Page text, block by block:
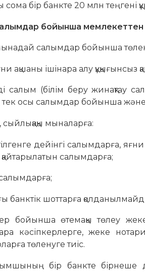
бір банкте 20 млн теңгені
бойынша мемлекеттен
салымдар бойынша
ақшаны ішінара алу
салым (білім беру жинақтау
тек осы салымдар бойынша
сыйлықақы мыналарға:
дейінгі салымдарға,
салымдарға;
банктік шоттарға
бойынша өтемақы төлеу
кәсіпкерлерге, жеке
төленуге тиіс.
бір банкте бірнеше